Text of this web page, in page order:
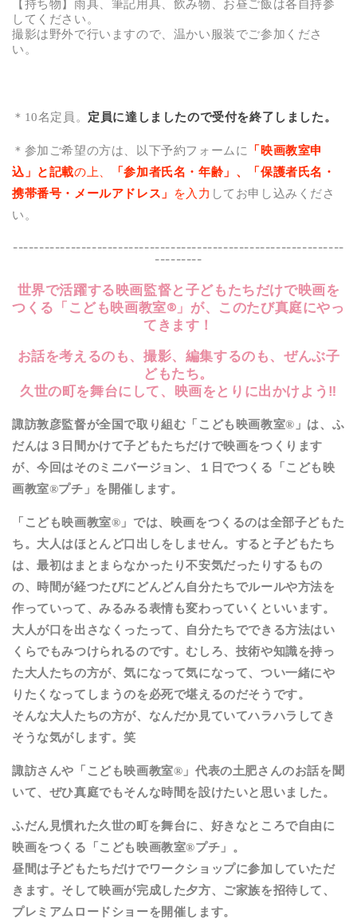
【持ち物】雨具、筆記用具、飲み物、お昼ご飯は各自持参
してください。
撮影は野外で行いますので、温かい服装でご参加くださ
い。
＊10名定員。 定員に達しましたので受付を終了しました。
＊参加ご希望の方は、以下予約フォームに
「映画教室申
込」と記載の上、
「参加者氏名・年齢」、「保護者氏名・
携帯番号・メールアドレス」
を入力 してお申し込みくださ
い。
---------------------------------------------------------------
---------
世界で活躍する映画監督と子どもたちだけで映画を
つくる「こども映画教室®︎」が、このたび真庭にやっ
てきます！
お話を考えるのも、撮影、編集するのも、ぜんぶ子
どもたち。
久世の町を舞台にして、映画をとりに出かけよう‼︎
諏訪敦彦監督が全国で取り組む「こども映画教室®︎ 」は、ふ
だんは３日間かけて子どもたちだけで映画をつくります
が、今回はそのミニバージョン、１日でつくる「こども映
画教室®︎プチ」を開催します。
「こども映画教室®︎」では、映画をつくるのは全部子どもた
ち。大人はほとんど口出しをしません。すると子どもたち
は、最初はまとまらなかったり不安気だったりするもの
の、時間が経つたびにどんどん自分たちでルールや方法を
作っていって、みるみる表情も変わっていくといいます。
大人が口を出さなくったって、自分たちでできる方法はい
くらでもみつけられるのです。むしろ、技術や知識を持っ
た大人たちの方が、気になって気になって、つい一緒にや
りたくなってしまうのを必死で堪えるのだそうです。
そんな大人たちの方が、なんだか見ていてハラハラしてき
そうな気がします。笑
諏訪さんや「こども映画教室®︎」代表の土肥さんのお話を聞
いて、ぜひ真庭でもそんな時間を設けたいと思いました。
ふだん見慣れた久世の町を舞台に、好きなところで自由に
映画をつくる「こども映画教室®︎プチ」。
昼間は子どもたちだけでワークショップに参加していただ
きます。そして映画が完成した夕方、ご家族を招待して、
プレミアムロードショーを開催します。